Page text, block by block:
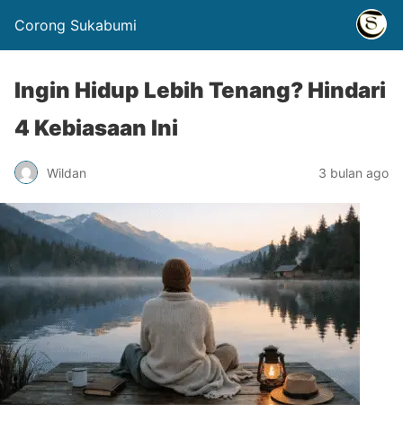
Corong Sukabumi
Ingin Hidup Lebih Tenang? Hindari
4 Kebiasaan Ini
Wildan 3 bulan ago